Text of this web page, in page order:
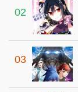
Chapter 14
Chapter 13
Chapter 12
Chapter 11
Chapter 10
02
03